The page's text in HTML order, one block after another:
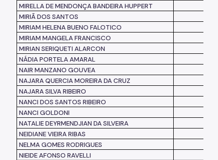
MIRELLA DE MENDONÇA BANDEIRA HUPPERT
MIRIÃ DOS SANTOS
MIRIAM HELENA BUENO FALOTICO
MIRIAM MANGELA FRANCISCO
MIRIAN SERIQUETI ALARCON
NÁDIA PORTELA AMARAL
NAIR MANZANO GOUVEA
NAJARA QUERCIA MOREIRA DA CRUZ
NAJARA SILVA RIBEIRO
NANCI DOS SANTOS RIBEIRO
NANCI GOLDONI
NATALIE DEYRMENDJIAN DA SILVEIRA
NEIDIANE VIEIRA RIBAS
NELMA GOMES RODRIGUES
NIEIDE AFONSO RAVELLI